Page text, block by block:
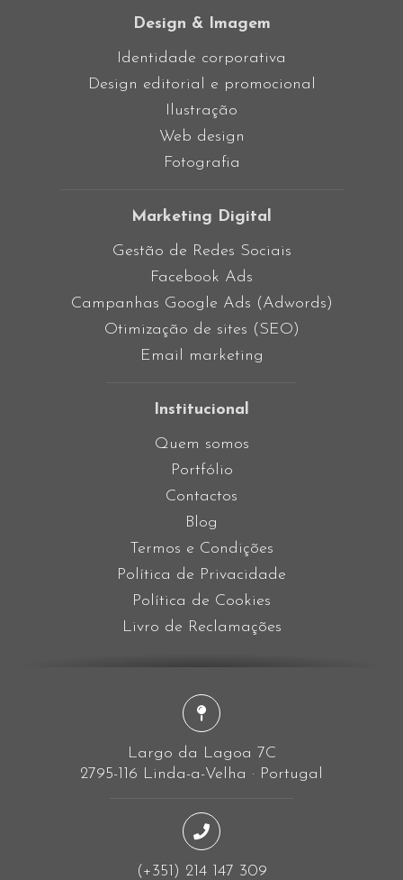
Design & Imagem
Identidade corporativa
Design editorial e promocional
Ilustração
Web design
Fotografia
Marketing Digital
Gestão de Redes Sociais
Facebook Ads
Campanhas Google Ads (Adwords)
Otimização de sites (SEO)
Email marketing
Institucional
Quem somos
Portfólio
Contactos
Blog
Termos e Condições
Política de Privacidade
Política de Cookies
Livro de Reclamações
Largo da Lagoa 7C
2795-116 Linda-a-Velha · Portugal
(+351) 214 147 309